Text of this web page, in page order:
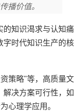
播价值。
的知识渴求与认知痛
字时代知识生产的核
策略"等，高质量文
决方案可行性，如
心理学应用。